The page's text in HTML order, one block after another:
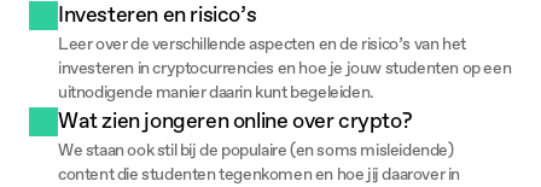
Investeren en risico’s
Leer over de verschillende aspecten en de risico’s van het
investeren in cryptocurrencies en hoe je jouw studenten op een
uitnodigende manier daarin kunt begeleiden.
Wat zien jongeren online over crypto?
We staan ook stil bij de populaire (en soms misleidende)
content die studenten tegenkomen en hoe jij daarover in